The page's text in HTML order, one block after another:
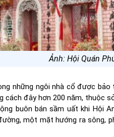
Ảnh: Hội Quán
những ngôi nhà cổ được
cách đây hơn 200 năm, thuộc
buôn bán sầm uất khi Hội
một mặt hướng ra sông,